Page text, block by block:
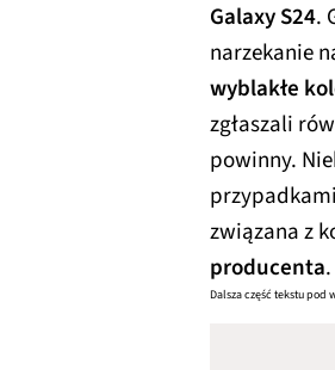
Galaxy S24.
narzekanie
wyblakłe
zgłaszali
powinny.
związana z
producenta.
Dalsza część tekstu pod